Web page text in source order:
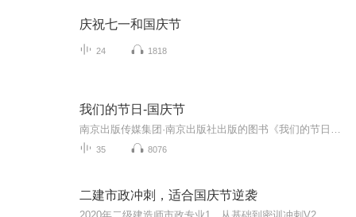
庆祝七一和国庆节
24 1818
我们的节日-国庆节
35 8076
二建市政冲刺，适合国庆节逆袭